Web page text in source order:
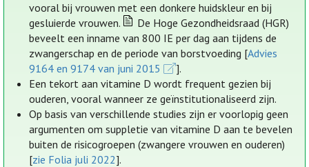
vooral bij vrouwen met een donkere huidskleur en bij
gesluierde vrouwen.
De Hoge Gezondheidsraad (HGR)
beveelt een inname van 800 IE per dag aan tijdens de
zwangerschap en de periode van borstvoeding [Advies
9164 en 9174 van juni 2015
].
Een tekort aan vitamine D wordt frequent gezien bij
ouderen, vooral wanneer ze geïnstitutionaliseerd zijn.
Op basis van verschillende studies zijn er voorlopig geen
argumenten om suppletie van vitamine D aan te bevelen
buiten de risicogroepen (zwangere vrouwen en ouderen)
[zie Folia juli 2022].